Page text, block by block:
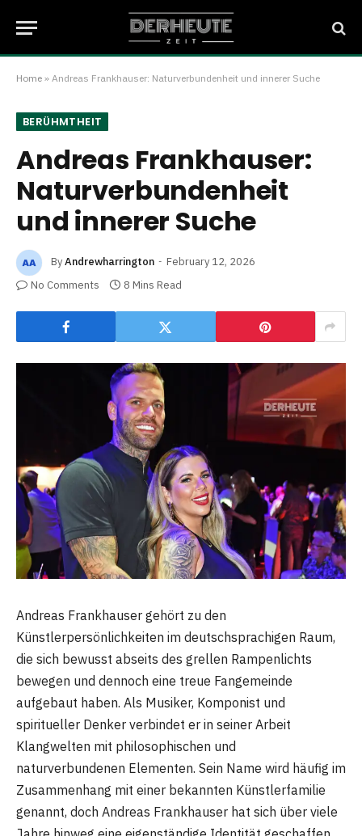
Home » Andreas Frankhauser: Naturverbundenheit und innerer Suche
BERÜHMTHEIT
Andreas Frankhauser:
Naturverbundenheit
und innerer Suche
ByAndrewharrington
February 12, 2026
No Comments
8 Mins Read
Andreas Frankhauser gehört zu den
Künstlerpersönlichkeiten im deutschsprachigen Raum,
die sich bewusst abseits des grellen Rampenlichts
bewegen und dennoch eine treue Fangemeinde
aufgebaut haben. Als Musiker, Komponist und
spiritueller Denker verbindet er in seiner Arbeit
Klangwelten mit philosophischen und
naturverbundenen Elementen. Sein Name wird häufig im
Zusammenhang mit einer bekannten Künstlerfamilie
genannt, doch Andreas Frankhauser hat sich über viele